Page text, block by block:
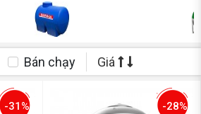
Bán chạy Giá
-31% -28%